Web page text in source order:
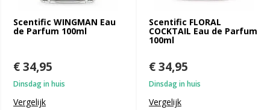
Scentific WINGMAN Eau
de Parfum 100ml
€ 34,95
Dinsdag in huis
Vergelijk
Scentific FLORAL
COCKTAIL Eau de Parfum
100ml
€ 34,95
Dinsdag in huis
Vergelijk